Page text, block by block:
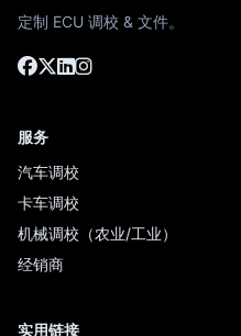
定制 ECU 调校 & 文件。
服务
汽车调校
卡车调校
机械调校（农业/工业）
经销商
实用链接